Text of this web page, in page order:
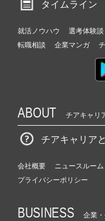
タイムライン
就活ノウハウ 選考体験談
転職相談
企業マンガ
ABOUT チアキャリ
チアキャリア
会社概要 ニュースルーム
プライバシーポリシー
BUSINESS 企業